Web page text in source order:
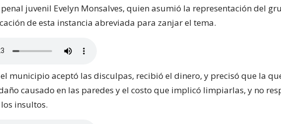
juvenil Evelyn Monsalves, quien asumió la representación del
de esta instancia abreviada para zanjar el tema.
municipio aceptó las disculpas, recibió el dinero, y precisó que la
causado en las paredes y el costo que implicó limpiarlas, y no
insultos.